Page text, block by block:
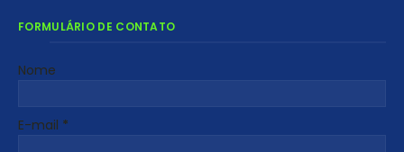
FORMULÁRIO DE CONTATO
Nome
E-mail *